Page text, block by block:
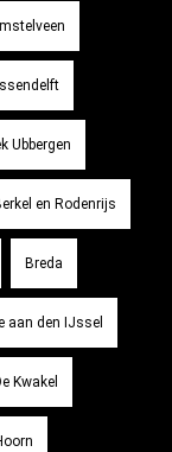
Ubbergen
en Rodenrijs
Breda
aan den IJssel
Kwakel